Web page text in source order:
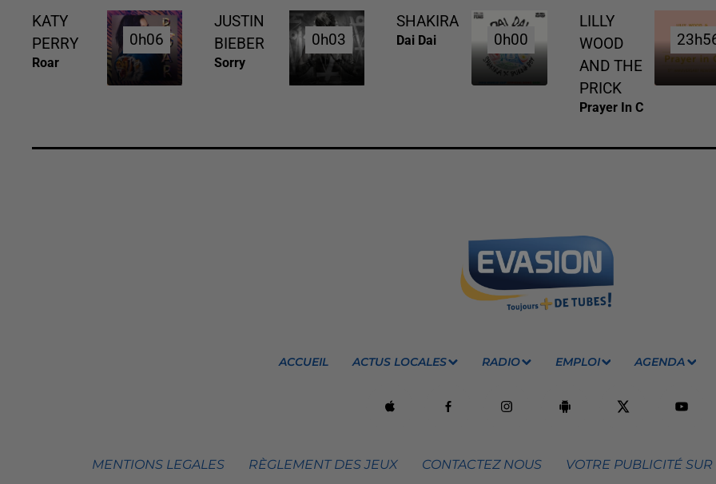
KATY
PERRY
Roar
0h06
0h06
JUSTIN
BIEBER
Sorry
0h03
0h03
SHAKIRA
Dai Dai 0h00
0h00
LILLY
WOOD
AND THE
PRICK
Prayer In C
ACCUEIL ACTUS LOCALES RADIO EMPLOI AGENDA
MENTIONS LEGALES RÈGLEMENT DES JEUX CONTACTEZ NOUS VOTRE PUBLICITÉ